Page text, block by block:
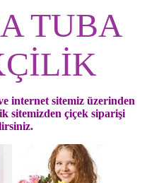
TUBA
internet sitemiz üzerinden
sitemizden çiçek siparişi